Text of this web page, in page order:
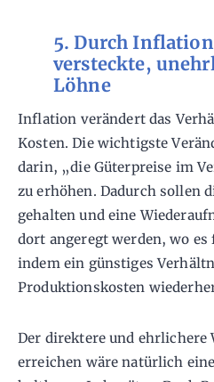
5. Durch
versteckte,
Löhne
Inflation verändert das
Kosten. Die wichtigste
darin, „die Güterpreise im
zu erhöhen. Dadurch sollen
gehalten und eine
dort angeregt werden, wo es
indem ein günstiges
Produktionskosten
Der direktere und ehrlichere
erreichen wäre natürlich